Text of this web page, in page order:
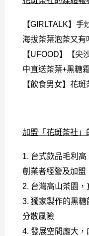
【GIRLTALK】 手
海拔茶葉泡茶又有
【UFOOD】
【尖
中直送茶葉+黑糖
【飲食男女】 花斑
加盟「花斑茶社」
1. 台式飲品毛利
創業者經營及加盟
2. 台灣高山茶園
3. 獨家製作的黑糖
分散風險
4. 發展空間龐大